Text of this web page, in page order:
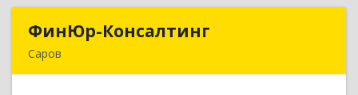
ФинЮр-Консалтинг
Саров
ФинЮр-Консалтинг